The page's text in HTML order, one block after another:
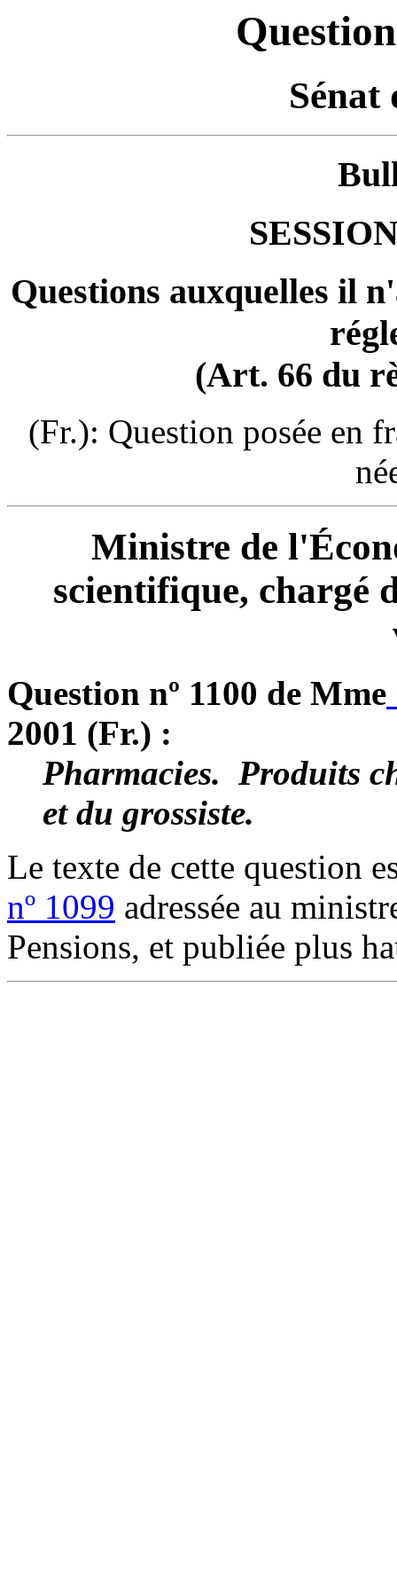
Sénat
Questions auxquelles il
(Art. 66 du
(Fr.): Question posée en
Ministre de
scientifique, chargé
Question nº 1100 de Mme
2001 (Fr.) :
Pharmacies. ­ Produits
et du grossiste.
Le texte de cette question
nº 1099 adressée au
Pensions, et publiée plus